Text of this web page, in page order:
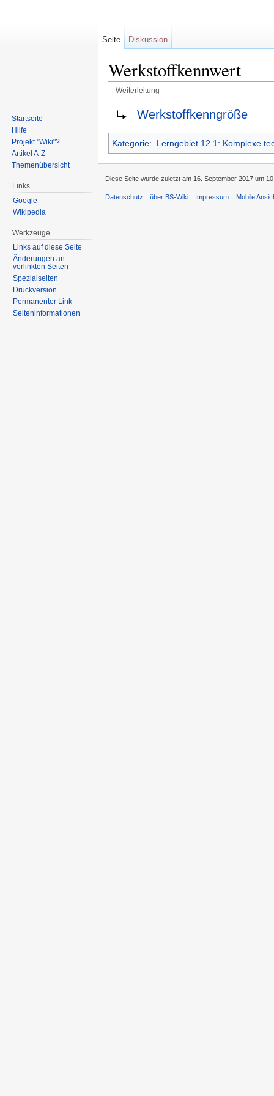
Werkstoffkennwert
Weiterleitung
Weiterleitung nach:
Werkstoffkenngröße
Kategorie: Lerngebiet 12.1: Komplexe
Seite Diskussion
Startseite
Hilfe
Projekt "Wiki"?
Artikel A-Z
Themenübersicht
Links
Google
Wikipedia
Werkzeuge
Links auf diese Seite
Änderungen an
verlinkten Seiten
Spezialseiten
Druckversion
Permanenter Link
Seiten­informationen
Diese Seite wurde zuletzt am 16. September 2017 um
Datenschutz über BS-Wiki Impressum Mobile